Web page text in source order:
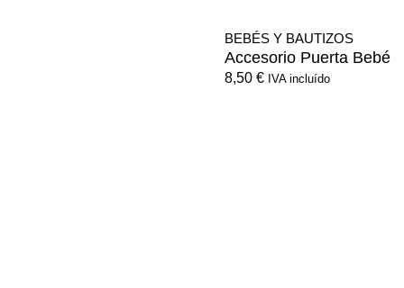
BEBÉS Y BAUTIZOS
Accesorio Puerta Bebé
8,50 € IVA incluído